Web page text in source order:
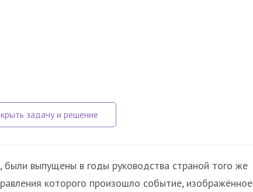
были выпущены в годы руководства страной того же
которого произошло событие, изображённое